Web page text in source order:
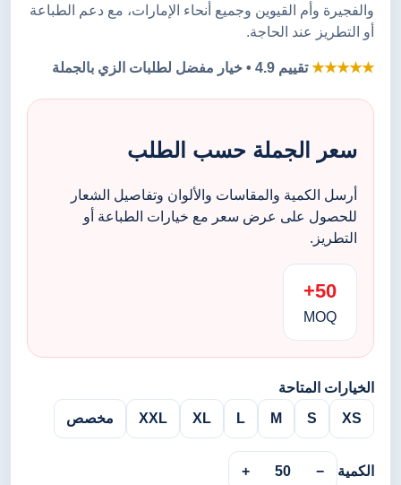
والفجيرة وأم القيوين وجميع أنحاء الإمارات، مع دعم الطباعة
أو التطريز عند الحاجة.
★★★★★تقييم 4.9 • خيار مفضل لطلبات الزي بالجملة
سعر الجملة حسب الطلب
أرسل الكمية والمقاسات والألوان وتفاصيل الشعار
للحصول على عرض سعر مع خيارات الطباعة أو
التطريز.
50+
MOQ
الخيارات المتاحة
XS
S
M
L
XL
XXL مخصص
الكمية −
50
+